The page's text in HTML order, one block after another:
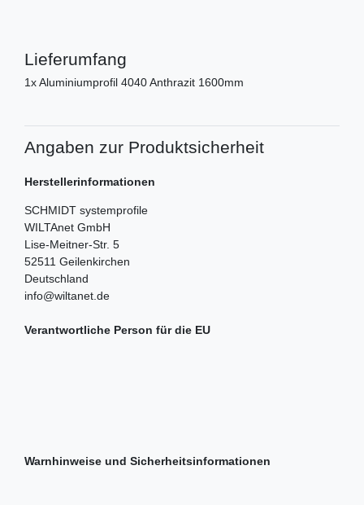
Lieferumfang
1x Aluminiumprofil 4040 Anthrazit 1600mm
Angaben zur Produktsicherheit
Herstellerinformationen
SCHMIDT systemprofile
WILTAnet GmbH
Lise-Meitner-Str. 5
52511 Geilenkirchen
Deutschland
info@wiltanet.de
Verantwortliche Person für die EU
Warnhinweise und Sicherheitsinformationen